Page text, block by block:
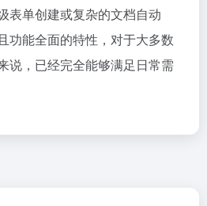
表单创建或复杂的文档自动
功能全面的特性，对于大多数
说，已经完全能够满足日常需